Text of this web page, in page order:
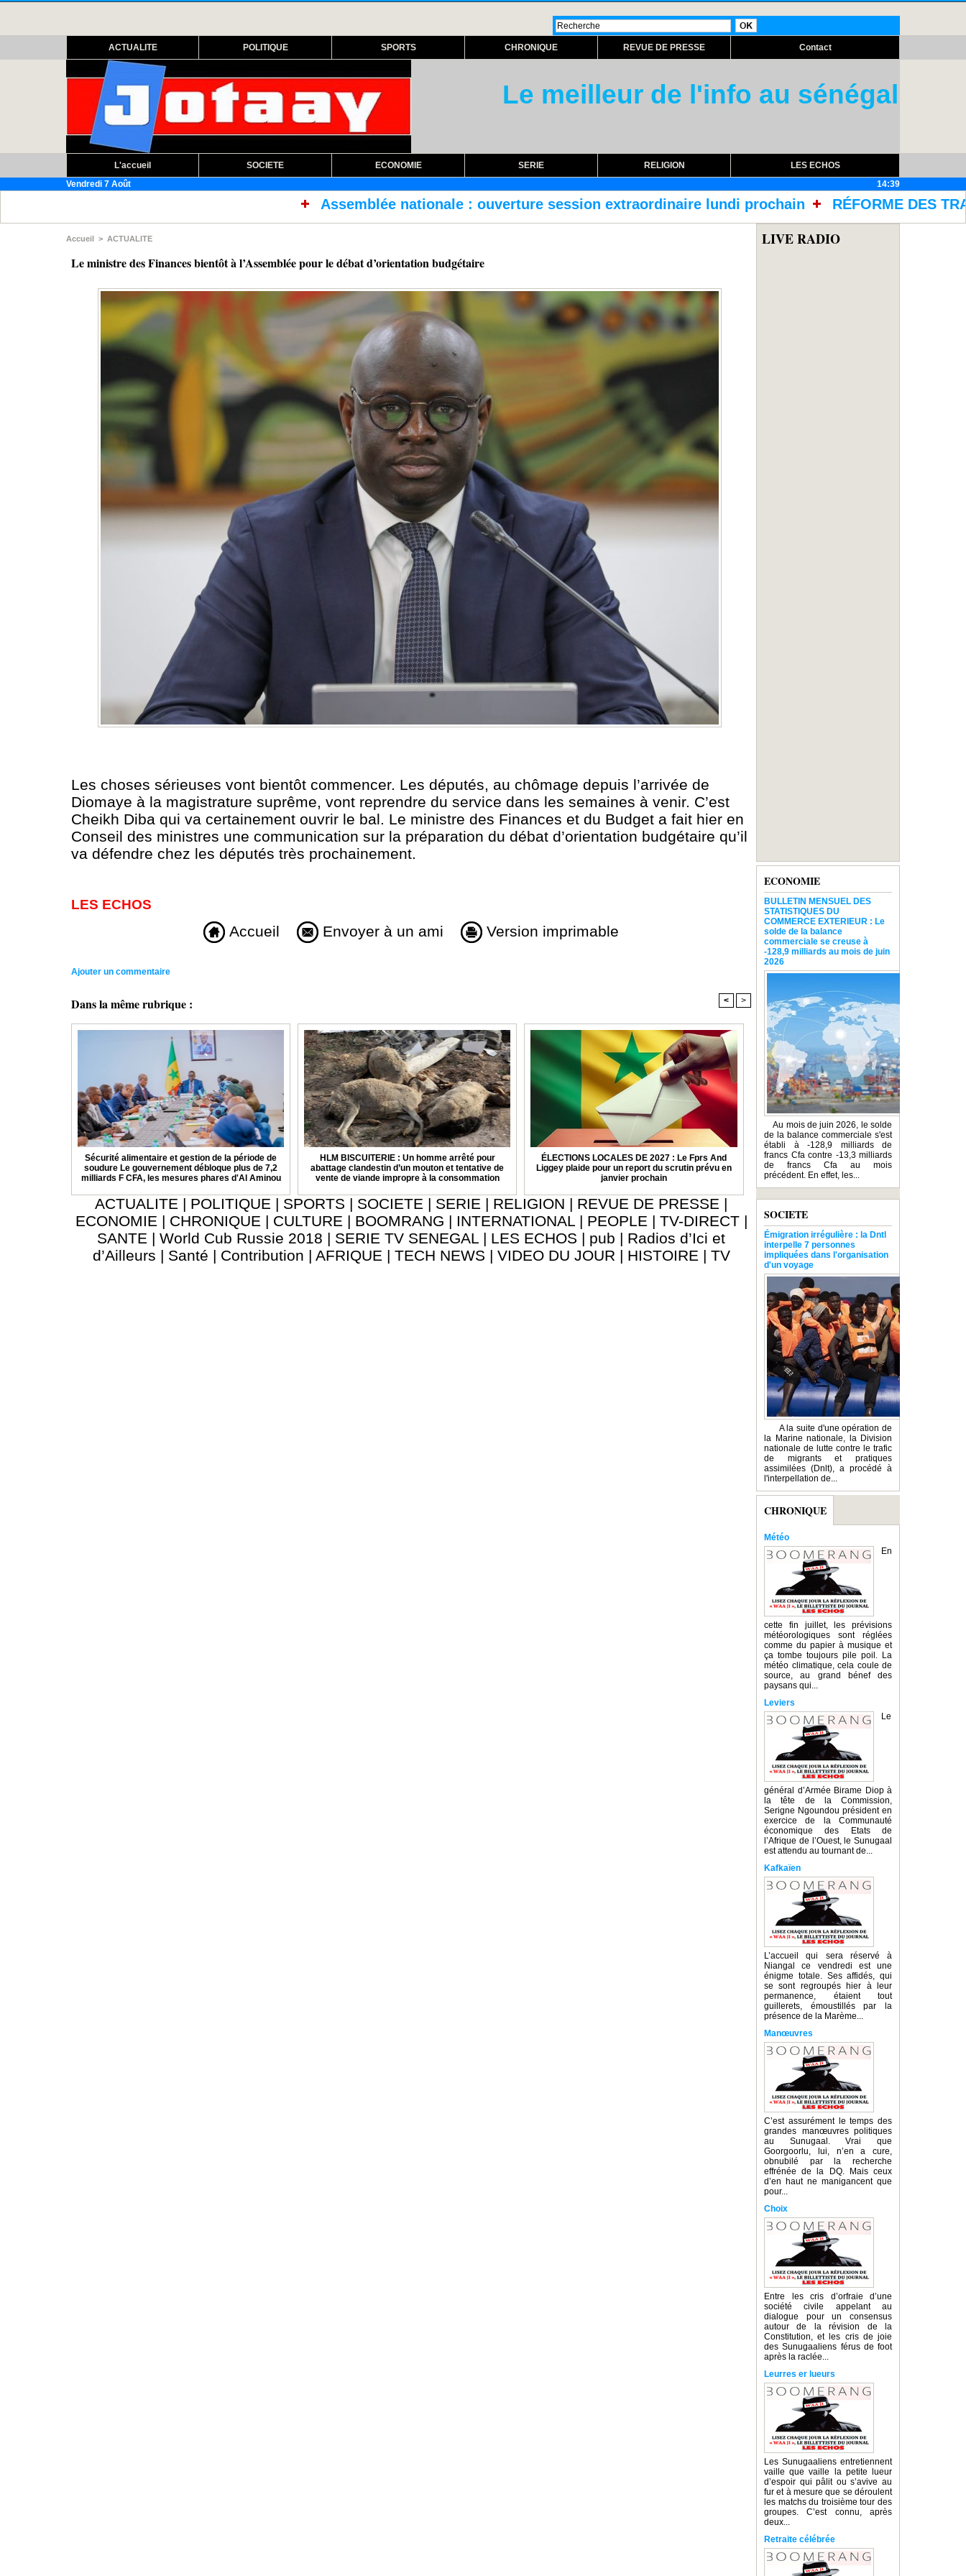
ACTUALITE POLITIQUE SPORTS CHRONIQUE REVUE DE PRESSE Contact
Le meilleur de l'info au sénégal
L'accueil SOCIETE ECONOMIE SERIE RELIGION
LES ECHOS
Vendredi 7 Août
14:39
Assemblée nationale : ouverture session extraordinaire lundi prochain RÉFORME DES TRAITEMENTS DANS
Accueil > ACTUALITE
Le ministre des Finances bientôt à l’Assemblée pour le débat d’orientation budgétaire
Les choses sérieuses vont bientôt commencer. Les députés, au chômage depuis l’arrivée de
Diomaye à la magistrature suprême, vont reprendre du service dans les semaines à venir. C’est
Cheikh Diba qui va certainement ouvrir le bal. Le ministre des Finances et du Budget a fait hier en
Conseil des ministres une communication sur la préparation du débat d’orientation budgétaire qu’il
va défendre chez les députés très prochainement.
LES ECHOS
Accueil Envoyer à un ami Version imprimable
Ajouter un commentaire
Dans la même rubrique : < >
Sécurité alimentaire et gestion de la période de
soudure Le gouvernement débloque plus de 7,2
milliards F CFA, les mesures phares d'Al Aminou
HLM BISCUITERIE : Un homme arrêté pour
abattage clandestin d’un mouton et tentative de
vente de viande impropre à la consommation
ÉLECTIONS LOCALES DE 2027 : Le Fprs And
Liggey plaide pour un report du scrutin prévu en
janvier prochain
ACTUALITE | POLITIQUE | SPORTS | SOCIETE | SERIE | RELIGION | REVUE DE PRESSE |
ECONOMIE | CHRONIQUE | CULTURE | BOOMRANG | INTERNATIONAL | PEOPLE | TV-DIRECT |
SANTE | World Cub Russie 2018 | SERIE TV SENEGAL | LES ECHOS | pub | Radios d’Ici et
d’Ailleurs | Santé | Contribution | AFRIQUE | TECH NEWS | VIDEO DU JOUR | HISTOIRE | TV
LIVE RADIO
ECONOMIE
BULLETIN MENSUEL DES
STATISTIQUES DU
COMMERCE EXTERIEUR : Le
solde de la balance
commerciale se creuse à
-128,9 milliards au mois de juin
2026
Au mois de juin 2026, le solde
de la balance commerciale s'est
établi à -128,9 milliards de
francs Cfa contre -13,3 milliards
de francs Cfa au mois
précédent. En effet, les...
SOCIETE
Émigration irrégulière : la Dntl
interpelle 7 personnes
impliquées dans l'organisation
d'un voyage
A la suite d'une opération de
la Marine nationale, la Division
nationale de lutte contre le trafic
de migrants et pratiques
assimilées (Dnlt), a procédé à
l'interpellation de...
CHRONIQUE
Météo
En
cette fin juillet, les prévisions
météorologiques sont réglées
comme du papier à musique et
ça tombe toujours pile poil. La
météo climatique, cela coule de
source, au grand bénef des
paysans qui...
Leviers
Le
général d’Armée Birame Diop à
la tête de la Commission,
Serigne Ngoundou président en
exercice de la Communauté
économique des Etats de
l’Afrique de l’Ouest, le Sunugaal
est attendu au tournant de...
Kafkaïen
L’accueil qui sera réservé à
Niangal ce vendredi est une
énigme totale. Ses affidés, qui
se sont regroupés hier à leur
permanence, étaient tout
guillerets, émoustillés par la
présence de la Marème...
Manœuvres
C’est assurément le temps des
grandes manœuvres politiques
au Sunugaal. Vrai que
Goorgoorlu, lui, n’en a cure,
obnubilé par la recherche
effrénée de la DQ. Mais ceux
d’en haut ne manigancent que
pour...
Choix
Entre les cris d’orfraie d’une
société civile appelant au
dialogue pour un consensus
autour de la révision de la
Constitution, et les cris de joie
des Sunugaaliens férus de foot
après la raclée...
Leurres er lueurs
Les Sunugaaliens entretiennent
vaille que vaille la petite lueur
d’espoir qui pâlit ou s’avive au
fur et à mesure que se déroulent
les matchs du troisième tour des
groupes. C’est connu, après
deux...
Retraite célébrée